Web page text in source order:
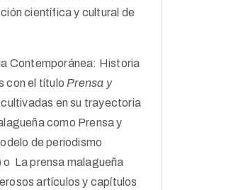
científica y cultural de
Contemporánea: Historia
con el título Prensa y
en su trayectoria
como Prensa y
de periodismo
La prensa malagueña
artículos y capítulos